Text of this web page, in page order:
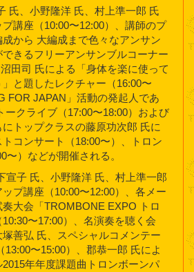
氏、小野隆洋 氏、村上準一郎 氏
講座（10:00〜12:00）、講師のプ
から 大編成まで色々なアンサン
きるフリーアンサンブルコーナー
沼田司 氏による「身体を楽に使って
と題したレクチャー（16:00〜
FOR JAPAN」活動の発起人であ
ークライブ（17:00〜18:00）および
トップクラスの藤原功次郎 氏に
コンサート（18:00〜）、トロン
〜）などが開催される。
宣子 氏、小野隆洋 氏、村上準一郎
プ講座（10:00〜12:00）、各メー
大会「TROMBONE EXPO トロ
〜17:00）、名演奏を聴く会
塚善弘 氏、スペシャルコメンテー
13:00〜15:00）、郡恭一郎 氏によ
年年度課題曲トロンボーンパ